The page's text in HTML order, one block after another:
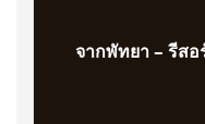
จากพัทยา – รีสอ